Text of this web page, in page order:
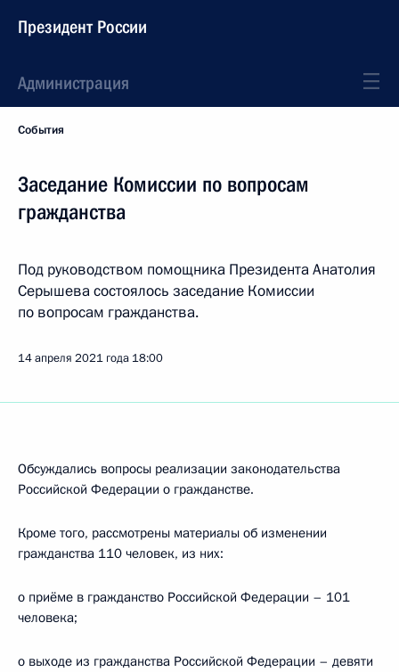
Президент России
Администрация
События
Заседание Комиссии по вопросам
гражданства
Под руководством помощника Президента Анатолия
Серышева состоялось заседание Комиссии
по вопросам гражданства.
14 апреля 2021 года 18:00
Обсуждались вопросы реализации законодательства
Российской Федерации о гражданстве.
Кроме того, рассмотрены материалы об изменении
гражданства 110 человек, из них:
о приёме в гражданство Российской Федерации – 101
человека;
о выходе из гражданства Российской Федерации – девяти